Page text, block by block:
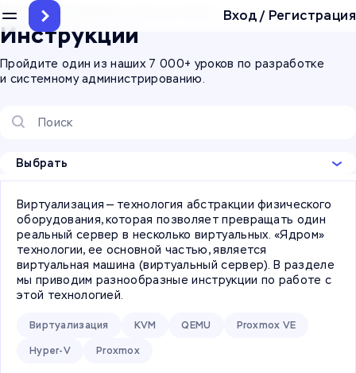
Вход/ Регистрация
Главная Инструкции
Инструкции
Пройдите один из наших 7 000+ уроков по разработке
и системному администрированию.
Выбрать
Виртуализация — технология абстракции физического
оборудования, которая позволяет превращать один
реальный сервер в несколько виртуальных. «Ядром»
технологии, ее основной частью, является
виртуальная машина (виртуальный сервер). В разделе
мы приводим разнообразные инструкции по работе с
этой технологией.
Виртуализация KVM QEMU
Proxmox VE
Hyper-V
Proxmox